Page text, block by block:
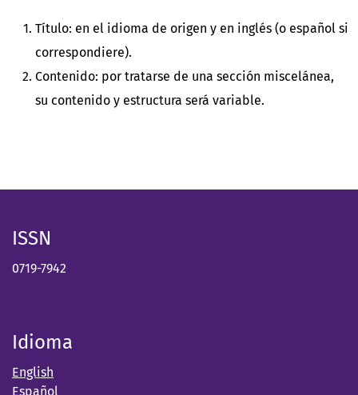
Título: en el idioma de origen y en inglés (o español si
correspondiere).
Contenido: por tratarse de una sección miscelánea,
su contenido y estructura será variable.
ISSN
0719-7942
Idioma
English
Español